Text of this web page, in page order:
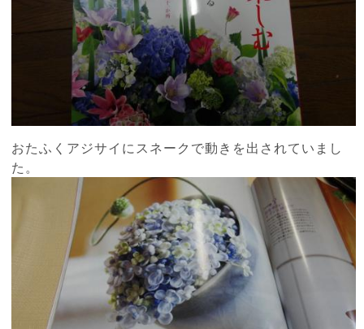
おたふくアジサイにスネークで動きを出されていまし
た。